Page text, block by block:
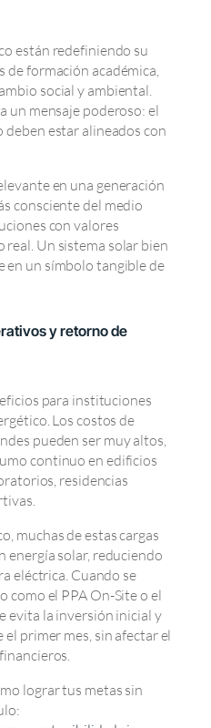
están redefiniendo su
de formación académica,
social y ambiental.
un mensaje poderoso: el
estar alineados con
en una generación
consciente del medio
con valores
Un sistema solar bien
en un símbolo tangible de
y retorno de
para instituciones
Los costos de
pueden ser muy altos,
continuo en edificios
residencias
muchas de estas cargas
energía solar, reduciendo
eléctrica. Cuando se
como el PPA On-Site o el
evita la inversión inicial y
el primer mes, sin afectar el
lograr tus metas sin